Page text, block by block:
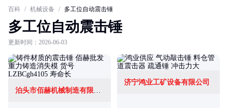
百科 / 机械设备 / 多工位自动震击锤
多工位自动震击锤
更新时间：2026-06-03
泊头市佰赫机械制造有限公司
济宁鸿业工矿设备有限公司